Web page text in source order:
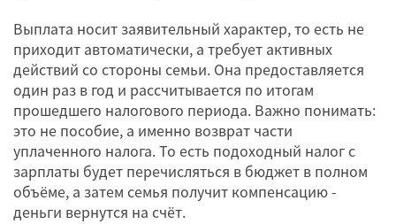
Выплата носит заявительный характер, то есть не
приходит автоматически, а требует активных
действий со стороны семьи. Она предоставляется
один раз в год и рассчитывается по итогам
прошедшего налогового периода. Важно понимать:
это не пособие, а именно возврат части
уплаченного налога. То есть подоходный налог с
зарплаты будет перечисляться в бюджет в полном
объёме, а затем семья получит компенсацию -
деньги вернутся на счёт.